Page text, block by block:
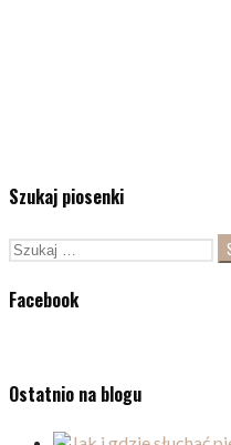
Szukaj piosenki
Szukaj:
Facebook
Ostatnio na blogu